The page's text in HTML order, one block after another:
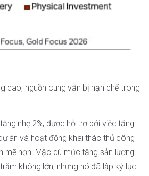
cao, nguồn cung vẫn bị hạn chế trong
nhẹ 2%, được hỗ trợ bởi việc tăng
án và hoạt động khai thác thủ công
mẽ hơn. Mặc dù mức tăng sản lượng
không lớn, nhưng nó đã lập kỷ lục.